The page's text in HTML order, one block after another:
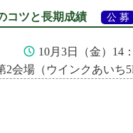
コツと長期成績 公 募
10月3日（金）14
2会場（ウインクあいち